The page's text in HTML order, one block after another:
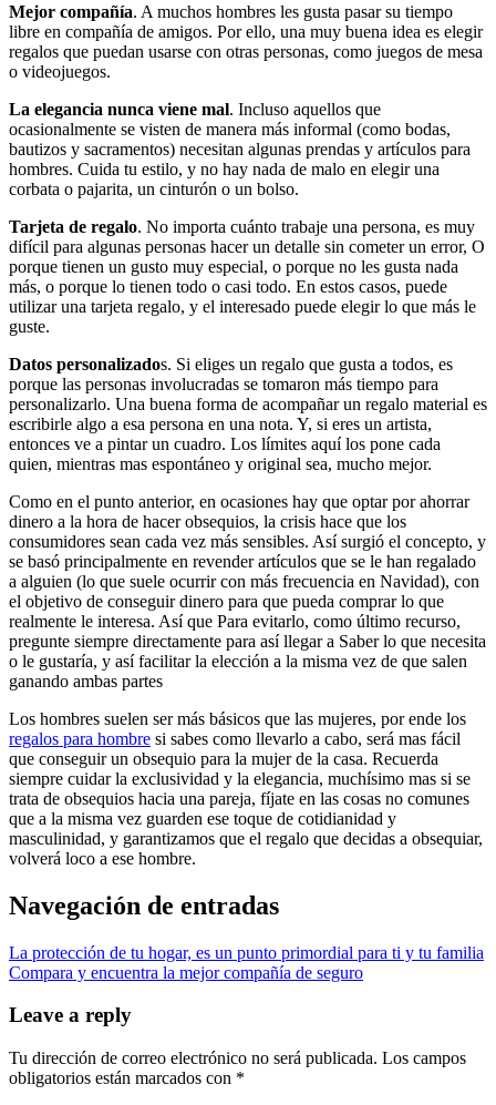
Mejor compañía. A muchos hombres les gusta pasar su tiempo
libre en compañía de amigos. Por ello, una muy buena idea es elegir
regalos que puedan usarse con otras personas, como juegos de mesa
o videojuegos.
La elegancia nunca viene mal. Incluso aquellos que
ocasionalmente se visten de manera más informal (como bodas,
bautizos y sacramentos) necesitan algunas prendas y artículos para
hombres. Cuida tu estilo, y no hay nada de malo en elegir una
corbata o pajarita, un cinturón o un bolso.
Tarjeta de regalo. No importa cuánto trabaje una persona, es muy
difícil para algunas personas hacer un detalle sin cometer un error, O
porque tienen un gusto muy especial, o porque no les gusta nada
más, o porque lo tienen todo o casi todo. En estos casos, puede
utilizar una tarjeta regalo, y el interesado puede elegir lo que más le
guste.
Datos personalizados. Si eliges un regalo que gusta a todos, es
porque las personas involucradas se tomaron más tiempo para
personalizarlo. Una buena forma de acompañar un regalo material es
escribirle algo a esa persona en una nota. Y, si eres un artista,
entonces ve a pintar un cuadro. Los límites aquí los pone cada
quien, mientras mas espontáneo y original sea, mucho mejor.
Como en el punto anterior, en ocasiones hay que optar por ahorrar
dinero a la hora de hacer obsequios, la crisis hace que los
consumidores sean cada vez más sensibles. Así surgió el concepto, y
se basó principalmente en revender artículos que se le han regalado
a alguien (lo que suele ocurrir con más frecuencia en Navidad), con
el objetivo de conseguir dinero para que pueda comprar lo que
realmente le interesa. Así que Para evitarlo, como último recurso,
pregunte siempre directamente para así llegar a Saber lo que necesita
o le gustaría, y así facilitar la elección a la misma vez de que salen
ganando ambas partes
Los hombres suelen ser más básicos que las mujeres, por ende los
regalos para hombre si sabes como llevarlo a cabo, será mas fácil
que conseguir un obsequio para la mujer de la casa. Recuerda
siempre cuidar la exclusividad y la elegancia, muchísimo mas si se
trata de obsequios hacia una pareja, fíjate en las cosas no comunes
que a la misma vez guarden ese toque de cotidianidad y
masculinidad, y garantizamos que el regalo que decidas a obsequiar,
volverá loco a ese hombre.
Navegación de entradas
La protección de tu hogar, es un punto primordial para ti y tu familia
Compara y encuentra la mejor compañía de seguro
Leave a reply
Tu dirección de correo electrónico no será publicada. Los campos
obligatorios están marcados con *